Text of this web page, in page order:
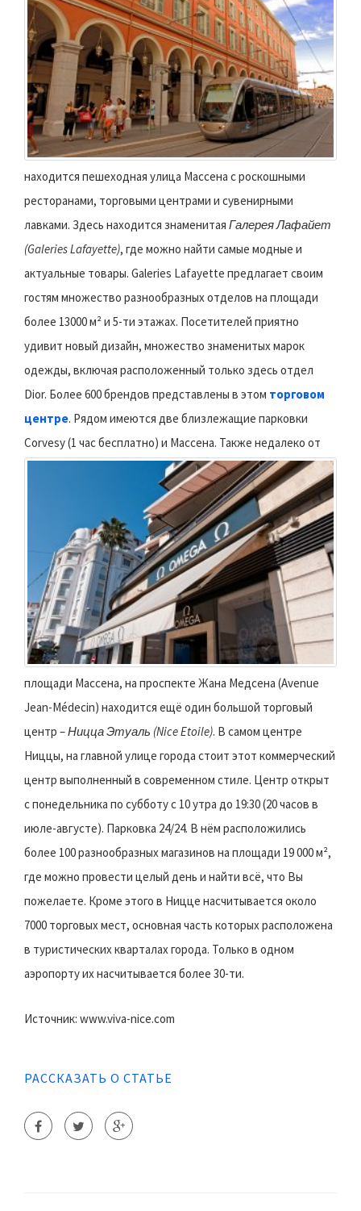
находится пешеходная улица Массена с роскошными
ресторанами, торговыми центрами и сувенирными
лавками. Здесь находится знаменитая Галерея Лафайет
(Galeries Lafayette), где можно найти самые модные и
актуальные товары. Galeries Lafayette предлагает своим
гостям множество разнообразных отделов на площади
более 13000 м² и 5-ти этажах. Посетителей приятно
удивит новый дизайн, множество знаменитых марок
одежды, включая расположенный только здесь отдел
Dior. Более 600 брендов представлены в этом торговом
центре. Рядом имеются две близлежащие парковки
Corvesy (1 час бесплатно) и Массена. Также недалеко от
площади Массена, на проспекте Жана Медсена (Avenue
Jean-Médecin) находится ещё один большой торговый
центр –Ницца Этуаль (Nice Etoile). В самом центре
Ниццы, на главной улице города стоит этот коммерческий
центр выполненный в современном стиле. Центр открыт
с понедельника по субботу с 10 утра до 19:30 (20 часов в
июле-августе). Парковка 24/24. В нём расположились
более 100 разнообразных магазинов на площади 19 000 м²,
где можно провести целый день и найти всё, что Вы
пожелаете. Кроме этого в Ницце насчитывается около
7000 торговых мест, основная часть которых расположена
в туристических кварталах города. Только в одном
аэропорту их насчитывается более 30-ти.
Источник: www.viva-nice.com
РАССКАЗАТЬ О СТАТЬЕ